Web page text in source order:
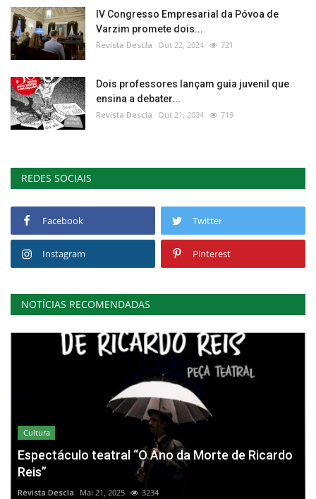
IV Congresso Empresarial da Póvoa de
Varzim promete dois...
Revista Descla Out 22, 2024 721
Dois professores lançam guia juvenil que
ensina a debater...
Revista Descla Out 21, 2024 719
REDES SOCIAIS
Facebook Twitter
Instagram Pinterest
NOTÍCIAS RECOMENDADAS
Cultura
Espectáculo teatral “O Ano da Morte de Ricardo
Reis”
Revista Descla Mai 21, 2025 3234